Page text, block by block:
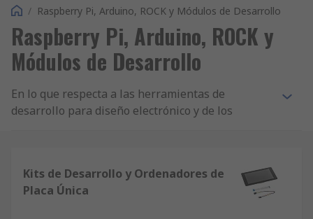
/ Raspberry Pi, Arduino, ROCK y Módulos de Desarrollo
Raspberry Pi, Arduino, ROCK y
Módulos de Desarrollo
En lo que respecta a las herramientas de
desarrollo para diseño electrónico y de los
Arduino.
Kits de Desarrollo y Ordenadores de
Placa Única